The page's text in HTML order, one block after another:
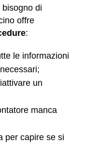
bisogno di
offre
:
le informazioni
un
manca
per capire se si